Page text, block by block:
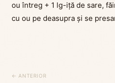
ou întreg + 1 lg-iță de sare,
cu ou pe deasupra și se
← ANTERIOR